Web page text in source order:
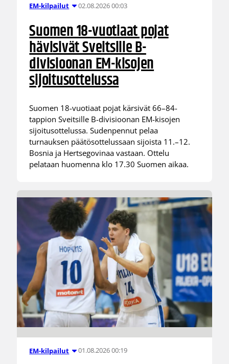
EM-kilpailut 02.08.2026 00:03
Suomen 18-vuotiaat pojat
hävisivät Sveitsille B-
divisioonan EM-kisojen
sijoitusottelussa
Suomen 18-vuotiaat pojat kärsivät 66–84-
tappion Sveitsille B-divisioonan EM-kisojen
sijoitusottelussa. Sudenpennut pelaa
turnauksen päätösottelussaan sijoista 11.–12.
Bosnia ja Hertsegovinaa vastaan. Ottelu
pelataan huomenna klo 17.30 Suomen aikaa.
EM-kilpailut 01.08.2026 00:19